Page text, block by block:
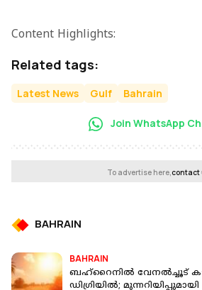
Content Highlights:
Related tags:
Latest News Gulf Bahrain
Join WhatsApp
To advertise here,contact
BAHRAIN
BAHRAIN
ബഹ്‌റൈനിൽ വേനൽച്ചൂട്
ഡിഗ്രിയിൽ;